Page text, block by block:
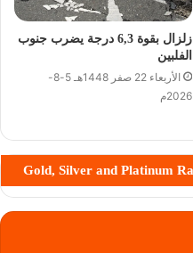
زلزال بقوة 6,3 درجة يضرب جنوب
الفلبين
الأربعاء 22 صفر 1448هـ 5-8-
2026م